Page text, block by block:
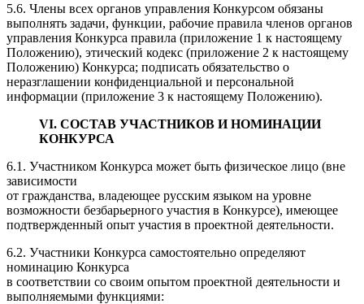
5.6. Члены всех органов управления Конкурсом обязаны
выполнять задачи, функции, рабочие правила членов органов
управления Конкурса правила (приложение 1 к настоящему
Положению), этический кодекс (приложение 2 к настоящему
Положению) Конкурса; подписать обязательство о
неразглашении конфиденциальной и персональной
информации (приложение 3 к настоящему Положению).
VI. СОСТАВ УЧАСТНИКОВ И НОМИНАЦИИ
КОНКУРСА
6.1. Участником Конкурса может быть физическое лицо (вне
зависимости
от гражданства, владеющее русским языком на уровне
возможности безбарьерного участия в Конкурсе), имеющее
подтвержденный опыт участия в проектной деятельности.
6.2. Участники Конкурса самостоятельно определяют
номинацию Конкурса
в соответствии со своим опытом проектной деятельности и
выполняемыми функциями: